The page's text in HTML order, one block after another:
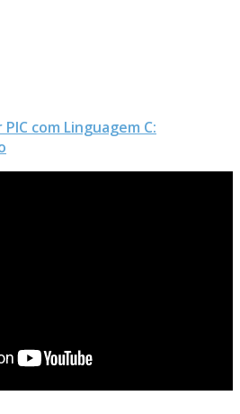
com Linguagem C: